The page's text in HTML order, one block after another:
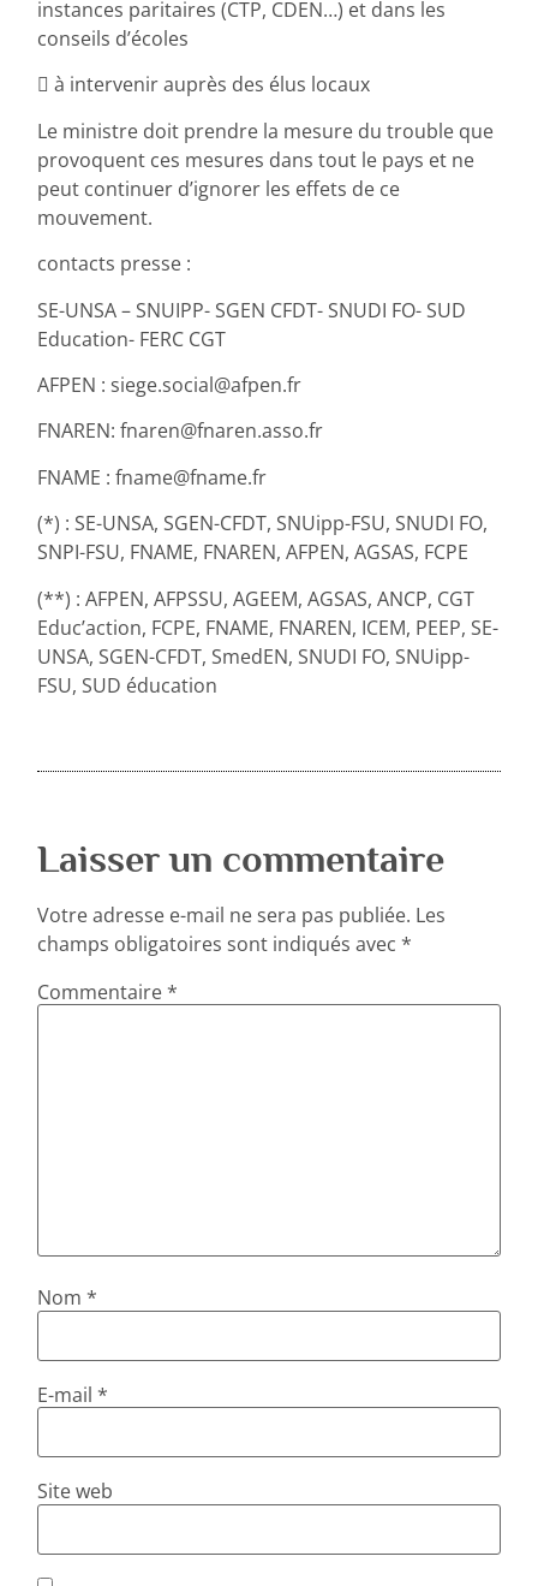
instances paritaires (CTP, CDEN…) et dans les
conseils d’écoles
 à intervenir auprès des élus locaux
Le ministre doit prendre la mesure du trouble que
provoquent ces mesures dans tout le pays et ne
peut continuer d’ignorer les effets de ce
mouvement.
contacts presse :
SE-UNSA – SNUIPP- SGEN CFDT- SNUDI FO- SUD
Education- FERC CGT
AFPEN : siege.social@afpen.fr
FNAREN: fnaren@fnaren.asso.fr
FNAME : fname@fname.fr
(*) : SE-UNSA, SGEN-CFDT, SNUipp-FSU, SNUDI FO,
SNPI-FSU, FNAME, FNAREN, AFPEN, AGSAS, FCPE
(**) : AFPEN, AFPSSU, AGEEM, AGSAS, ANCP, CGT
Educ’action, FCPE, FNAME, FNAREN, ICEM, PEEP, SE-
UNSA, SGEN-CFDT, SmedEN, SNUDI FO, SNUipp-
FSU, SUD éducation
Laisser un commentaire
Votre adresse e-mail ne sera pas publiée. Les
champs obligatoires sont indiqués avec*
Commentaire*
Nom*
E-mail*
Site web